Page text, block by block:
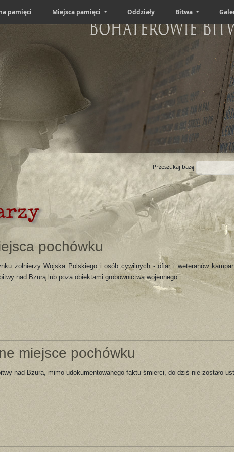
pamięci Miejsca pamięci Oddziały Bitwa
Bohaterowie
Przeszukaj bazę
pochówku
żołnierzy Wojska Polskiego i osób cywilnych - ofiar i weteranów
nad Bzurą lub poza obiektami grobownictwa wojennego.
miejsce pochówku
nad Bzurą, mimo udokumentowanego faktu śmierci, do dziś nie zostało